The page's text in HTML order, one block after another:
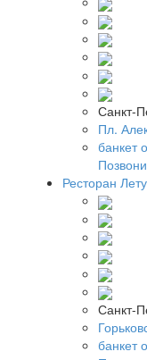
Санкт-
Пл.
банкет
Ресторан
Санкт-
банкет